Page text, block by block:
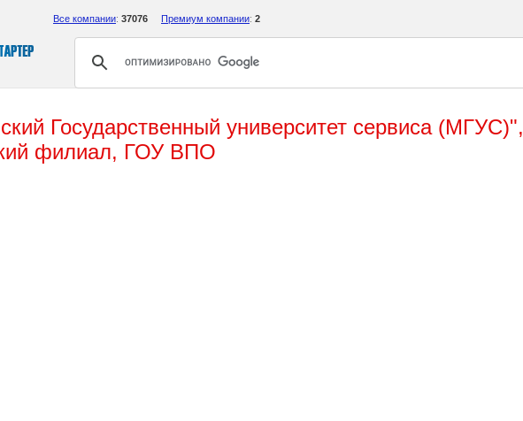
Все компании: 37076 Премиум компании: 2
Государственный университет сервиса (МГУС)",
филиал, ГОУ ВПО